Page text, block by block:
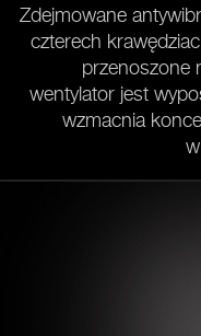
Zdejmowane
czterech
przenoszone
wentylator jest
wzmacnia